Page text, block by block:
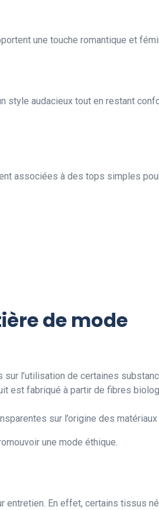
une touche romantique et
style audacieux tout en restant
associées à des tops simples
de mode
l’utilisation de certaines
est fabriqué à partir de fibres
sur l’origine des
une mode éthique.
En effet, certains tissus